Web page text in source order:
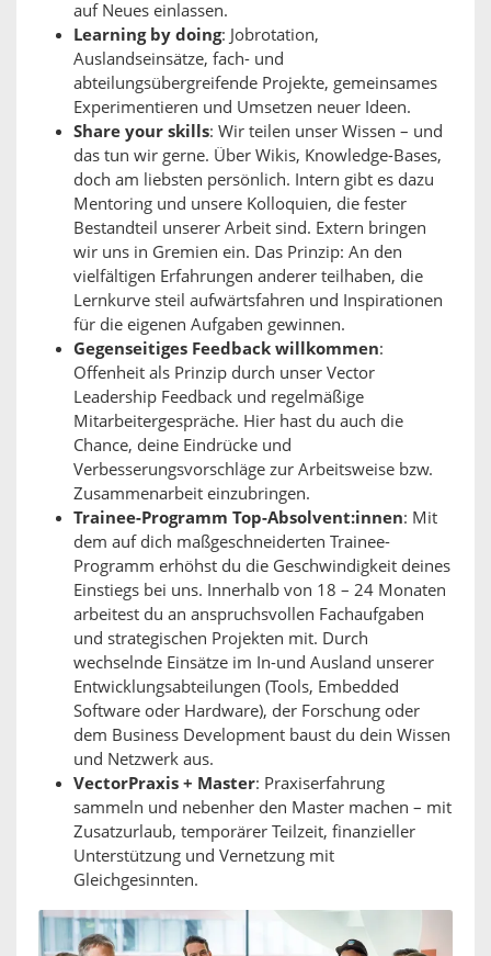
auf Neues einlassen.
Learning by doing: Jobrotation,
Auslandseinsätze, fach- und
abteilungsübergreifende Projekte, gemeinsames
Experimentieren und Umsetzen neuer Ideen.
Share your skills: Wir teilen unser Wissen – und
das tun wir gerne. Über Wikis, Knowledge-Bases,
doch am liebsten persönlich. Intern gibt es dazu
Mentoring und unsere Kolloquien, die fester
Bestandteil unserer Arbeit sind. Extern bringen
wir uns in Gremien ein. Das Prinzip: An den
vielfältigen Erfahrungen anderer teilhaben, die
Lernkurve steil aufwärtsfahren und Inspirationen
für die eigenen Aufgaben gewinnen.
Gegenseitiges Feedback willkommen:
Offenheit als Prinzip durch unser Vector
Leadership Feedback und regelmäßige
Mitarbeitergespräche. Hier hast du auch die
Chance, deine Eindrücke und
Verbesserungsvorschläge zur Arbeitsweise bzw.
Zusammenarbeit einzubringen.
Trainee-Programm Top-Absolvent:innen: Mit
dem auf dich maßgeschneiderten Trainee-
Programm erhöhst du die Geschwindigkeit deines
Einstiegs bei uns. Innerhalb von 18 – 24 Monaten
arbeitest du an anspruchsvollen Fachaufgaben
und strategischen Projekten mit. Durch
wechselnde Einsätze im In-und Ausland unserer
Entwicklungsabteilungen (Tools, Embedded
Software oder Hardware), der Forschung oder
dem Business Development baust du dein Wissen
und Netzwerk aus.
VectorPraxis + Master: Praxiserfahrung
sammeln und nebenher den Master machen – mit
Zusatzurlaub, temporärer Teilzeit, finanzieller
Unterstützung und Vernetzung mit
Gleichgesinnten.